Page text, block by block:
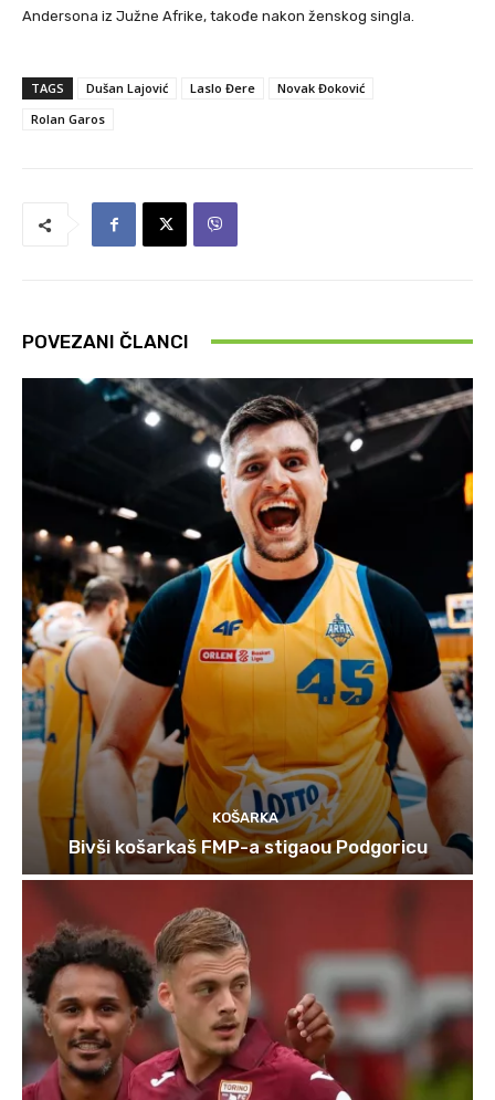
Andersona iz Južne Afrike, takođe nakon ženskog singla.
TAGS Dušan Lajović Laslo Đere
Novak Đoković
Rolan Garos
POVEZANI ČLANCI
KOŠARKA
Bivši košarkaš FMP-a stigaou Podgoricu